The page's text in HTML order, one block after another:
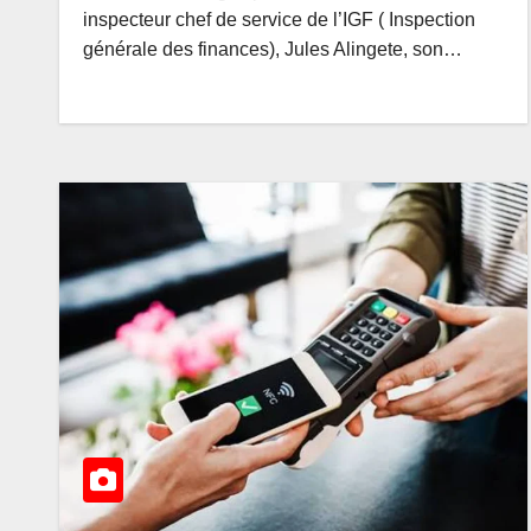
inspecteur chef de service de l’IGF ( Inspection
générale des finances), Jules Alingete, son…
de
de la RDC